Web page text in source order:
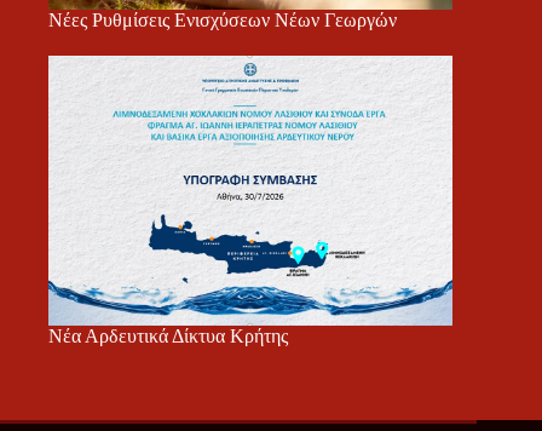
Νέες Ρυθμίσεις Ενισχύσεων Νέων Γεωργών
Νέα Αρδευτικά Δίκτυα Κρήτης